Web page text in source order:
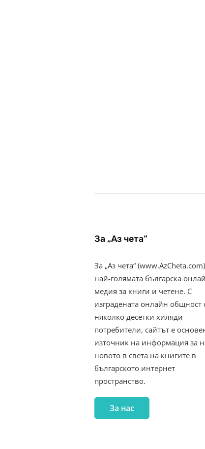
За „Аз чета“
За „Аз чета“
най-голямата българска
медия за книги и четене. С
изградената онлайн общност
няколко десетки хиляди
потребители, сайтът е
източник на информация за
новото в света на книгите в
българското интернет
пространство.
За нас